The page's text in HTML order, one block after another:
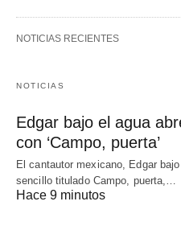
NOTICIAS RECIENTES
NOTICIAS
Edgar bajo el agua
con ‘Campo, puerta’
El cantautor mexicano, Edgar
sencillo titulado Campo, puerta,…
Hace 9 minutos